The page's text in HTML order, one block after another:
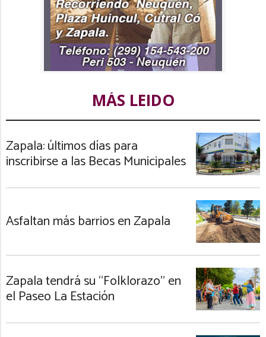
MÁS LEIDO
Zapala: últimos días para
inscribirse a las Becas Municipales
Asfaltan más barrios en Zapala
Zapala tendrá su “Folklorazo” en
el Paseo La Estación